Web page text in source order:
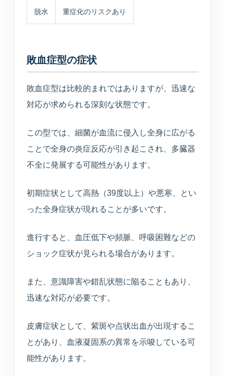
脱水 重症化のリスクあり
敗血症型の症状
敗血症型は比較的まれではありますが、迅速な
対応が求められる深刻な状態です。
この型では、細菌が血流に侵入し全身に広がる
ことで全身の炎症反応が引き起こされ、多臓器
不全に発展する可能性があります。
初期症状として高熱（39度以上）や悪寒、とい
った全身症状が現れることが多いです。
進行すると、血圧低下や頻脈、呼吸困難などの
ショック症状が見られる場合があります。
また、意識障害や錯乱状態に陥ることもあり、
迅速な対応が必要です。
皮膚症状として、紫斑や点状出血が出現するこ
とがあり、血液凝固系の異常を示唆している可
能性があります。